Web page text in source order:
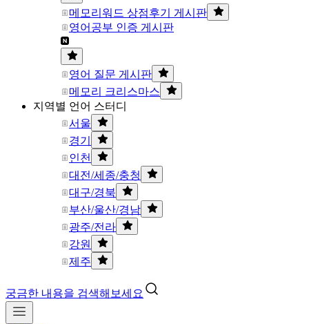
메모리워드 상점후기 게시판
영어공부 인증 게시판
영어 질문 게시판
메모리 크리스마스
지역별 언어 스터디
서울
경기
인천
대전/세종/충청
대구/경북
부산/울산/경남
광주/전라
강원
제주
궁금한 내용을 검색해보세요